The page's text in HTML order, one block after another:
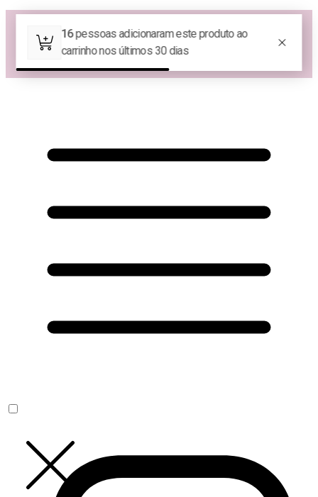
Las Queridas Club🌷 - Ganhe 5% Cashback em pontos na sua compra!
😍 Baixe nosso APP e tenha 10% OFF na sua 1ª compra no APP:
PRIMEIRANOAPP😍
♡ Coleção Nova: Grace in Motion ♡